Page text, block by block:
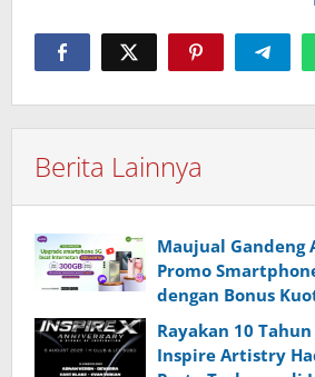
Berita Lainnya
Maujual Gandeng
Promo
dengan Bonus
Rayakan 10
Inspire Artistry